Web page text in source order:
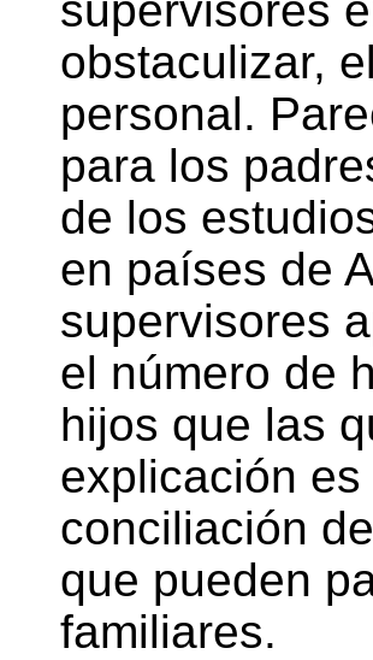
supervisores
obstaculizar,
personal.
para los
de los
en países de
supervisores
el número de
hijos que las
explicación
conciliación
que pueden
familiares.